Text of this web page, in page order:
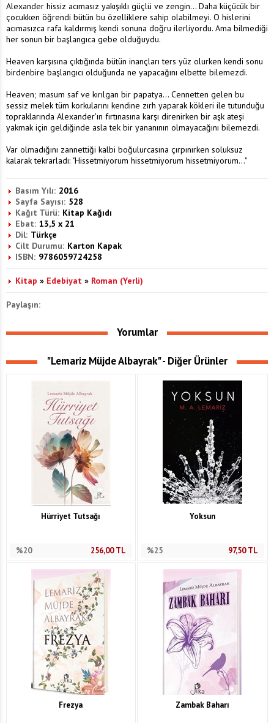
Alexander hissiz acımasız yakışıklı güçlü ve zengin... Daha küçücük bir
çocukken öğrendi bütün bu özelliklere sahip olabilmeyi. O hislerini
acımasızca rafa kaldırmış kendi sonuna doğru ilerliyordu. Ama bilmediği
her sonun bir başlangıca gebe olduğuydu.
Heaven karşısına çıktığında bütün inançları ters yüz olurken kendi sonu
birdenbire başlangıcı olduğunda ne yapacağını elbette bilemezdi.
Heaven; masum saf ve kırılgan bir papatya... Cennetten gelen bu
sessiz melek tüm korkularını kendine zırh yaparak kökleri ile tutunduğu
topraklarında Alexander'ın fırtınasına karşı direnirken bir aşk ateşi
yakmak için geldiğinde asla tek bir yananının olmayacağını bilemezdi.
Var olmadığını zannettiği kalbi boğulurcasına çırpınırken soluksuz
kalarak tekrarladı: "Hissetmiyorum hissetmiyorum hissetmiyorum..."
Basım Yılı: 2016
Sayfa Sayısı: 528
Kağıt Türü: Kitap Kağıdı
Ebat: 13,5 x 21
Dil: Türkçe
Cilt Durumu: Karton Kapak
ISBN: 9786059724258
Kitap » Edebiyat » Roman (Yerli)
Paylaşın:
Yorumlar
"Lemariz Müjde Albayrak" - Diğer Ürünler
Hürriyet Tutsağı
%20 256,00TL
Yoksun
%25 97,50TL
Frezya Zambak Baharı